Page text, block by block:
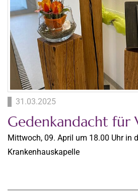
31.03.2025
Gedenkandacht für
Mittwoch, 09. April um 18.00 Uhr in
Krankenhauskapelle